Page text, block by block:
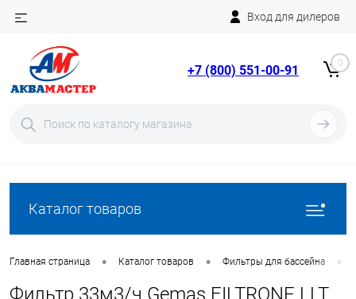
Вход для дилеров
+7 (800) 551-00-91 0
Каталог товаров
Главная страница • Каталог товаров • Фильтры для бассейна •
Фильтр 33м3/ч Gemas FILTRONE LLT